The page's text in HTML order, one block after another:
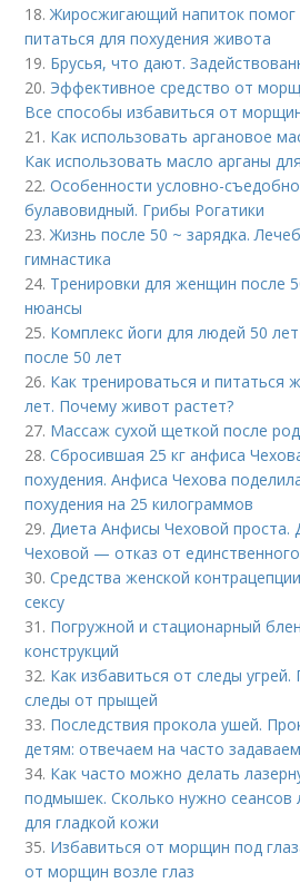
18.Жиросжигающий напиток помог
питаться для похудения живота
19. Брусья, что дают.
20. Эффективное средство от
Все способы избавиться от
21. Как использовать аргановое
Как использовать масло арганы
22.Особенности условно-
булавовидный. Грибы Рогатики
23.Жизнь после 50 ~ зарядка.
гимнастика
24. Тренировки для женщин после
нюансы
25. Комплекс йоги для людей 50
после 50 лет
26. Как тренироваться и питаться
лет. Почему живот растет?
27. Массаж сухой щеткой после
28.Сбросившая 25 кг анфиса
похудения. Анфиса Чехова
похудения на 25 килограммов
29. Диета Анфисы Чеховой проста.
Чеховой — отказ от
30.Средства женской
сексу
31. Погружной и стационарный
конструкций
32. Как избавиться от следы
следы от прыщей
33. Последствия прокола ушей.
детям: отвечаем на часто
34. Как часто можно делать
подмышек. Сколько нужно сеансов
для гладкой кожи
35. Избавиться от морщин под
от морщин возле глаз